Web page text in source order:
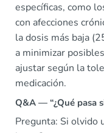
específicas, como
con afecciones
la dosis más baja
a minimizar
ajustar según la
medicación.
Q&A — “¿Qué pasa
Pregunta: Si olvido